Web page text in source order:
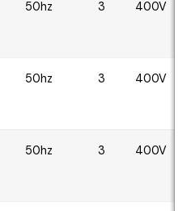
50hz 3 400V
50hz 3 400V
50hz 3 400V